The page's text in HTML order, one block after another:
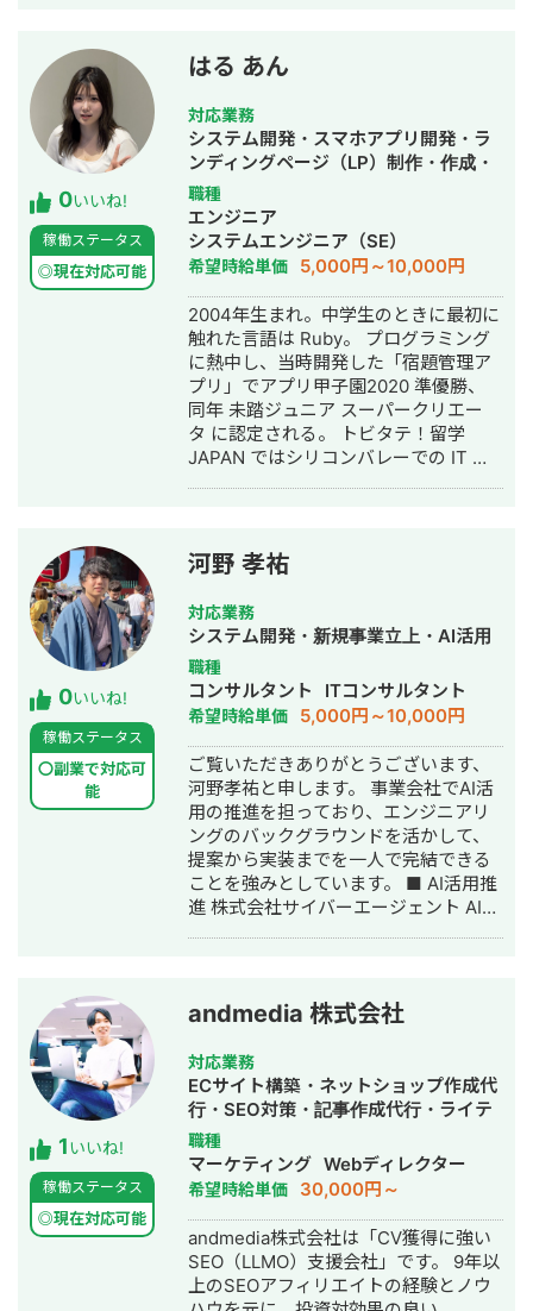
円〜 / 月額5万円〜） ②広告運用代行
（固定5万円 / 手数料20％）
ィングコンサルティングおよび実行支
援に従事。 現在は独立し、マーケティ
ングコンサルティング会社(株式会社
Monokrome)を創設。 【このような企
業にオススメ】 ・マーケティングを強
化したいが、何に手を付けたらいいか
分からない ・各施策のパートナーはい
るが、全体を俯瞰して品質管理/ディレ
クションできる人材がほしい ・マーケ
ティングの内製化に向けて専任担当者
の伴走支援をしてほしい
0いいね!
稼働ステータス
◎現在対応可能
はる あん
対応業務
システム開発・スマホアプリ開発・ラ
ンディングページ（LP）制作・作成・
ホームページ制作・作成・AI活用
職種
エンジニア
システムエンジニア（SE）
希望時給単価 5,000円～10,000円
2004年生まれ。中学生のときに最初に
触れた言語は Ruby。 プログラミング
に熱中し、当時開発した「宿題管理ア
プリ」でアプリ甲子園2020 準優勝、
同年 未踏ジュニア スーパークリエー
タ に認定される。 トビタテ！留学
JAPAN ではシリコンバレーでの IT 留
2024年に 株式会社あんテク（旧・株
式会社あんはるテクノロジーズ）を設
立した。 専門は加速器。現在は東京科
学大学大学院の修士課程に在籍し、研
究を続けている。 これまで、求人マッ
チングアプリ、漫画アプリ、マッチン
グプラットフォーム、店舗チェーン向
けの業務システム、AI 面接エージェン
トなど、幅広いプロダクト開発に携わ
ってきた。モバイルは Flutter を用いた
iOS / Android の同時開発、Web は
React / Next.js によるフルスタック開
発を得意とし、要件定義・設計・実
装・本番リリース・運用改善まで一貫
して対応している。 特に、仕様がまだ
固まりきっていない新規開発や、仕様
が複雑な業務システムにおいて、事業
している。まず小さな PoC・MVP を
数営業日で出し、動く成果を見せなが
ら確実に育てていく進め方をとる。 近
年は Claude などを用いた AI エージェ
ント開発、AI を活用した業務効率化、
既存プロダクトへの AI 機能の組み込み
にも取り組んでいる。 単に言われたも
のを作るだけでなく、事業として使え
る形に落とし込むことを重視してい
る。開発の初期段階からリリース後の
運用まで伴走。経営と技術の両面か
ら、クライアントが自走できる状態を
ゴールに置いている。
0いいね!
稼働ステータス
〇副業で対応可
能
河野 孝祐
対応業務
システム開発・新規事業立上・AI活用
職種
コンサルタント ITコンサルタント
希望時給単価 5,000円～10,000円
ご覧いただきありがとうございます、
河野孝祐と申します。 事業会社でAI活
用の推進を担っており、エンジニアリ
ングのバックグラウンドを活かして、
提案から実装までを一人で完結できる
ことを強みとしています。 ■ AI活用推
進 株式会社サイバーエージェント AI戦
えるかを設計し、実装から定着までを
担当しています。 ・モデル更新時の検
証工数を3〜4時間 → 5分に短縮
（CI/CDによる回帰テスト基盤を構
築） ・データ分析業務のリードタイム
を2週間 → 1週間に半減 ・AI活用が根
付いていなかったチームに対し、勉強
会と個別の業務ヒアリングを重ね、日
常的にAIを使う状態まで浸透 ■ エンジ
ニアリングバックグラウンド ・新規事
業のマッチングアプリにてテックリー
ドを担当し、要件定義・設計・実装ま
でを一貫して推進 ・マイナンバーカー
1いいね!
稼働ステータス
◎現在対応可能
andmedia 株式会社
対応業務
ECサイト構築・ネットショップ作成代
行・SEO対策・記事作成代行・ライテ
ィング・ホームページ制作・作成・リ
スティング広告運用代行・漫画制作・
AI活用
職種
マーケティング Webディレクター
希望時給単価 30,000円～
andmedia株式会社は「CV獲得に強い
SEO（LLMO）支援会社」です。 9年以
上のSEOアフィリエイトの経験とノウ